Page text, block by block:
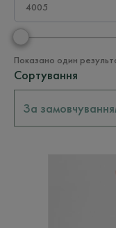
Показано один
Сортування
За